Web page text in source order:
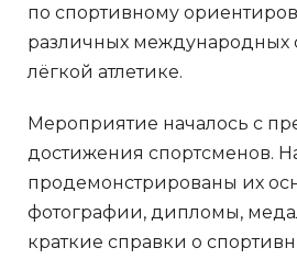
по спортивному
различных международных
лёгкой атлетике.
Мероприятие началось с
достижения спортсменов.
продемонстрированы их
фотографии, дипломы,
краткие справки о